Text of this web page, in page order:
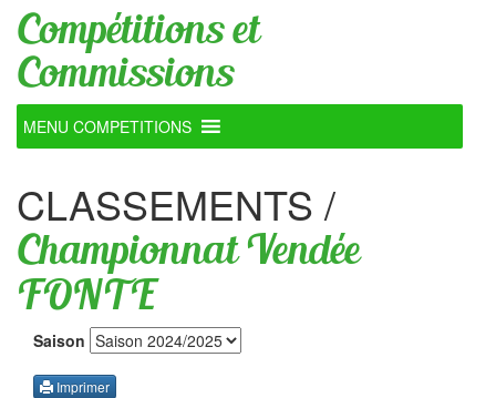
Compétitions et
Commissions
MENU COMPETITIONS
CLASSEMENTS /
Championnat Vendée
FONTE
Saison
Imprimer